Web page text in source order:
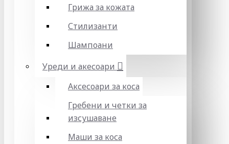
Грижа за кожата
Стилизанти
Шампоани
Уреди и акесоари
Аксесоари за коса
Гребени и четки за
изсушаване
Маши за коса